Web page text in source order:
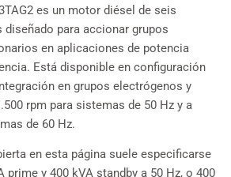
es un motor diésel de seis
para accionar grupos
en aplicaciones de potencia
Está disponible en configuración
en grupos electrógenos y
rpm para sistemas de 50 Hz y a
de 60 Hz.
en esta página suele especificarse
prime y 400 kVA standby a 50 Hz, o 400